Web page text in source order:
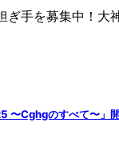
手を募集中！大
〜Cghgのすべて〜」